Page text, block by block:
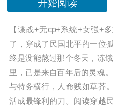
开始阅读
【谍战+无cp+系统+女强+
了，穿成了民国北平的一位
终是没能熬过那个冬天，冻
里，已是来自百年后的灵魂
与特务横行，人命贱如草芥
活成最锋利的刀。阅读穿越